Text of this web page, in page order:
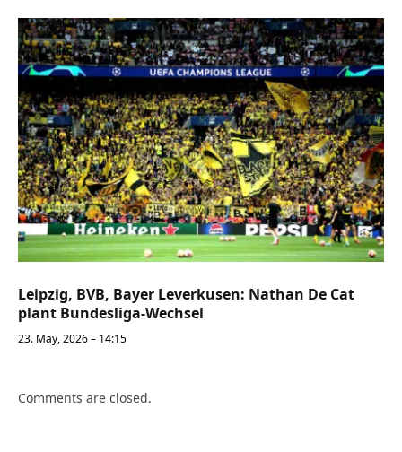
Leipzig, BVB, Bayer Leverkusen: Nathan De Cat
plant Bundesliga-Wechsel
23. May, 2026 – 14:15
Comments are closed.